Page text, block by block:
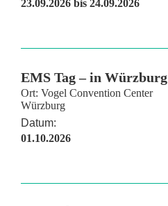
23.09.2026 bis 24.09.2026
EMS Tag – in Würzburg
Ort: Vogel Convention Center
Würzburg
Datum:
01.10.2026